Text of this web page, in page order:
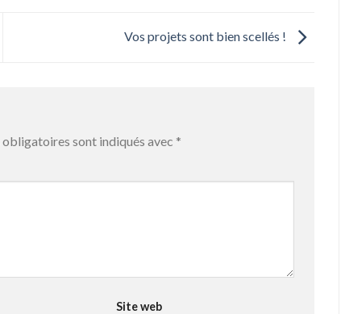
Vos projets sont bien scellés !
obligatoires sont indiqués avec *
Site web